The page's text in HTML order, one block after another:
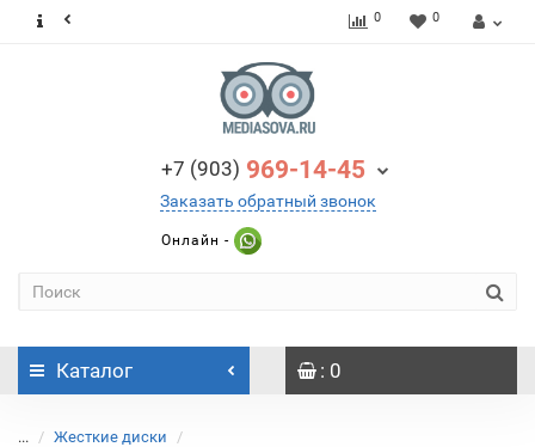
0 0
+7 (903) 969-14-45
Заказать обратный звонок
Онлайн -
Каталог : 0
... Жесткие диски